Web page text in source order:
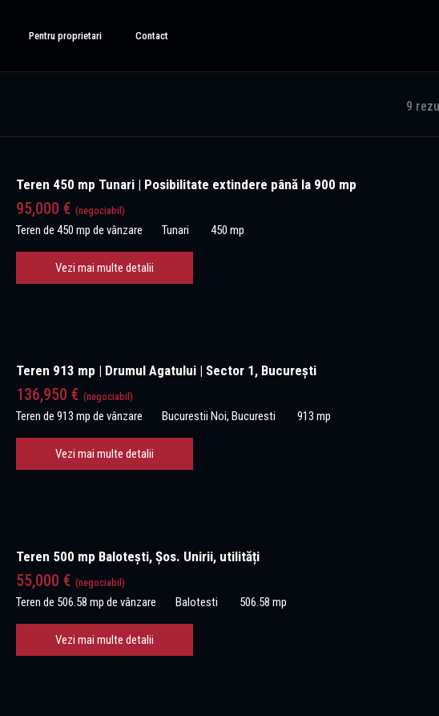
Pentru proprietari Contact
9
Teren 450 mp Tunari | Posibilitate extindere până la 900 mp
95,000 € (negociabil)
Teren de 450 mp de vânzare Tunari 450 mp
Vezi mai multe detalii
Teren 913 mp | Drumul Agatului | Sector 1, București
136,950 € (negociabil)
Teren de 913 mp de vânzare Bucurestii Noi, Bucuresti 913 mp
Vezi mai multe detalii
Teren 500 mp Balotești, Șos. Unirii, utilități
55,000 € (negociabil)
Teren de 506.58 mp de vânzare Balotesti 506.58 mp
Vezi mai multe detalii